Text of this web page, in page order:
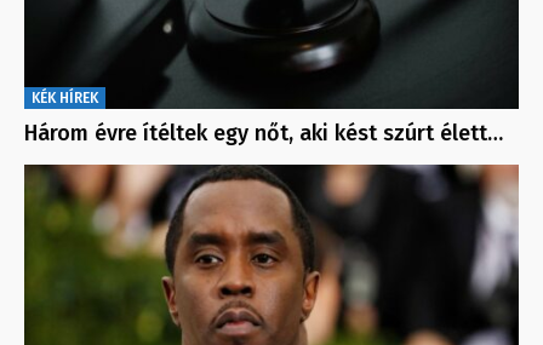
KÉK HÍREK
Három évre ítéltek egy nőt, aki kést szúrt élett…